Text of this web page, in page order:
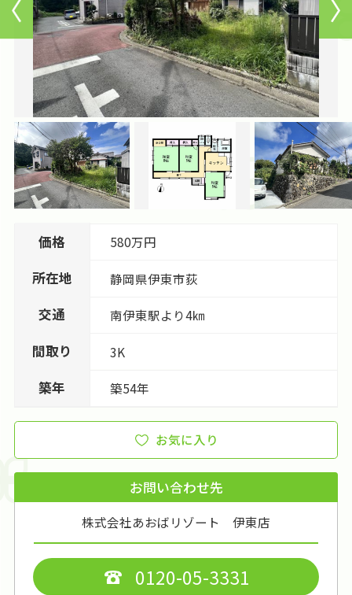
価格 580万円
所在地 静岡県伊東市荻
交通 南伊東駅より4㎞
間取り 3K
築年 築54年
お気に入り
お問い合わせ先
株式会社あおばリゾート 伊東店
0120-05-3331